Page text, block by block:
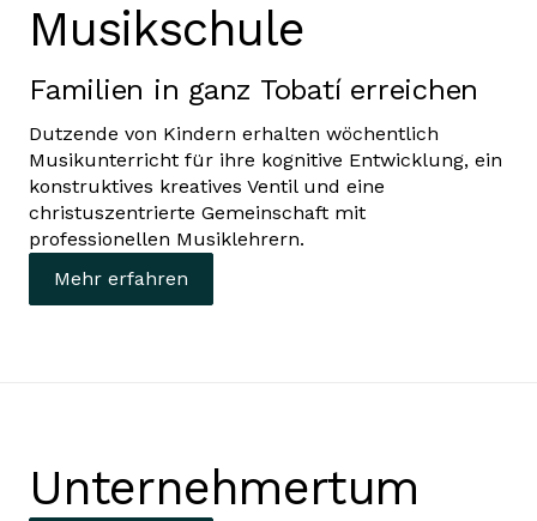
Musikschule
Familien in ganz Tobatí erreichen
Dutzende von Kindern erhalten wöchentlich
Musikunterricht für ihre kognitive Entwicklung, ein
konstruktives kreatives Ventil und eine
christuszentrierte Gemeinschaft mit
professionellen Musiklehrern.
Mehr erfahren
Unternehmertum